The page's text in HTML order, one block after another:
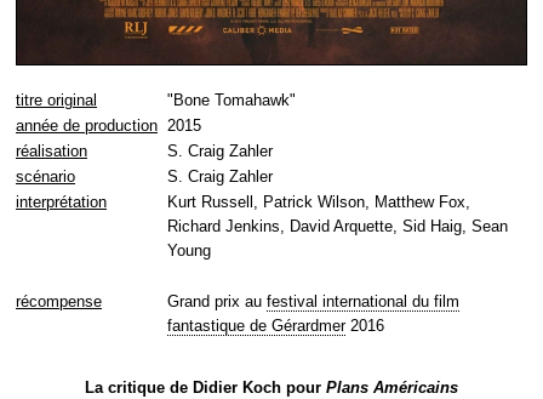
titre original
"Bone Tomahawk"
année de production 2015
réalisation
S. Craig Zahler
scénario
S. Craig Zahler
interprétation
Kurt Russell, Patrick Wilson, Matthew Fox,
Richard Jenkins, David Arquette, Sid Haig, Sean
Young
récompense Grand prix au festival international du film
fantastique de Gérardmer2016
La critique de Didier Koch pour Plans Américains